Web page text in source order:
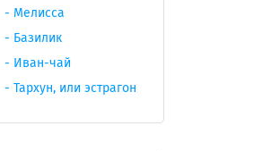
Мелисса
Базилик
Иван-чай
Тархун, или эстрагон